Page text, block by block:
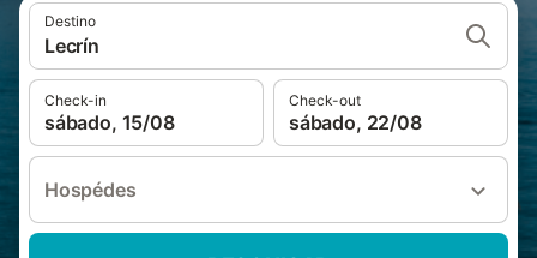
Destino
Lecrín
Check-in
sábado, 15/08
Check-out
sábado, 22/08
Hospédes